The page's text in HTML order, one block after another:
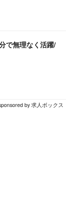
で無理なく活躍/
by 求人ボックス